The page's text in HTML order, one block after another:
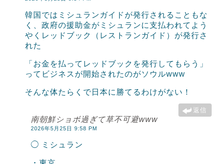
韓国ではミシュランガイドが発行されることもな
く、政府の援助金がミシュランに支払われてよう
やくレッドブック（レストランガイド）が発行さ
れた
「お金を払ってレッドブックを発行してもらう」
ってビジネスが開始されたのがソウルwww
そんな体たらくで日本に勝てるわけがない！
返信
南朝鮮ショボ過ぎて草不可避www
2026年5月25日 9:58 PM
◯ ミシュラン